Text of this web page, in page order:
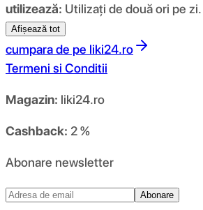
utilizează: Utilizați de două ori pe zi.
Afișează tot
cumpara de pe liki24.ro
Termeni si Conditii
Magazin: liki24.ro
Cashback: 2 %
Abonare newsletter
Abonare